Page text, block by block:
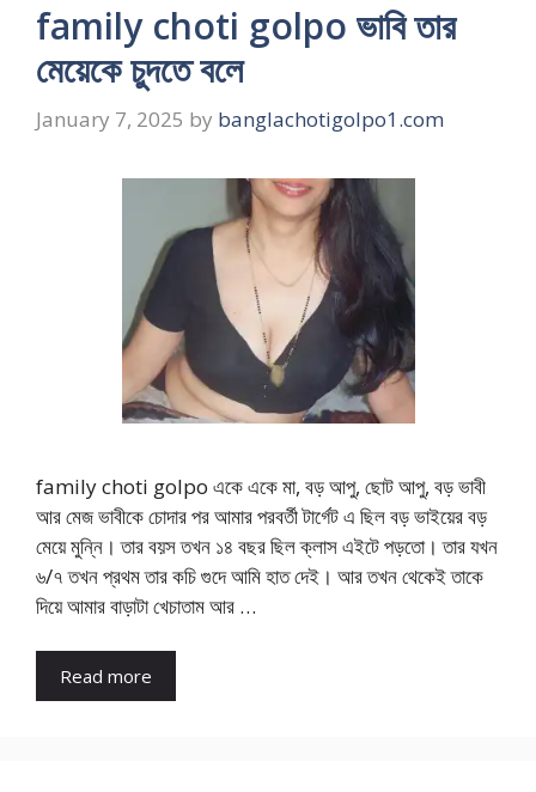
family choti golpo ভাবি তার
মেয়েকে চুদতে বলে
January 7, 2025 by banglachotigolpo1.com
family choti golpo একে একে মা, বড় আপু, ছোট আপু, বড় ভাবী
আর মেজ ভাবীকে চোদার পর আমার পরবর্তী টার্গেট এ ছিল বড় ভাইয়ের বড়
মেয়ে মুন্নি। তার বয়স তখন ১৪ বছর ছিল ক্লাস এইটে পড়তো। তার যখন
৬/৭ তখন প্রথম তার কচি গুদে আমি হাত দেই। আর তখন থেকেই তাকে
দিয়ে আমার বাড়াটা খেচাতাম আর …
Read more